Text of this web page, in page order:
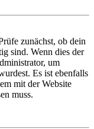
zunächst, ob dein
sind. Wenn dies der
um
Es ist ebenfalls
mit der Website
muss.